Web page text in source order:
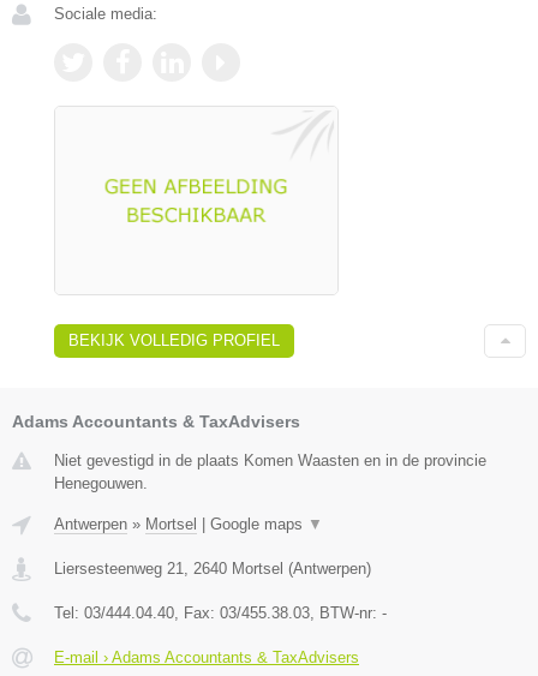
Sociale media:
BEKIJK VOLLEDIG PROFIEL
Adams Accountants & TaxAdvisers
Niet gevestigd in de plaats Komen Waasten en in de provincie
Henegouwen.
Antwerpen » Mortsel Google maps ▼
Liersesteenweg 21, 2640 Mortsel (Antwerpen)
Tel: 03/444.04.40, Fax: 03/455.38.03, BTW-nr: -
E-mail › Adams Accountants & TaxAdvisers